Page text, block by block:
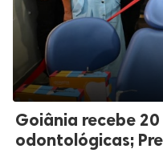
Goiânia recebe
odontológicas;